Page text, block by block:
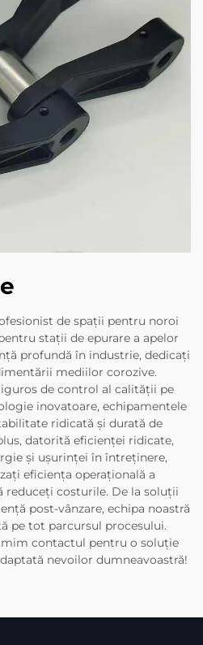
de spații pentru noroi
stații de epurare a apelor
profundă în industrie, dedicați
mediilor corozive.
de control al calității pe
inovatoare, echipamentele
ridicată și durată de
datorită eficienței ridicate,
și ușurinței în întreținere,
eficiența operațională a
reduceți costurile. De la soluții
post-vânzare, echipa noastră
pe tot parcursul procesului.
contactul pentru o soluție
nevoilor dumneavoastră!